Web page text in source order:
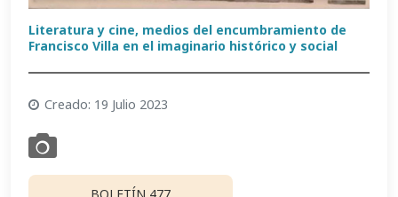
Literatura y cine, medios del encumbramiento de
Francisco Villa en el imaginario histórico y social
Creado: 19 Julio 2023